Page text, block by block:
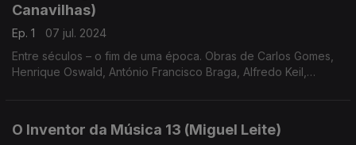
Canavilhas)
Ep. 1
07 jul. 2024
Entre séculos – o fim de uma época. Obras de Carlos Gomes,
Henrique Oswald, António Francisco Braga, Alfredo Keil,
O Inventor da Música 13 (Miguel Leite)